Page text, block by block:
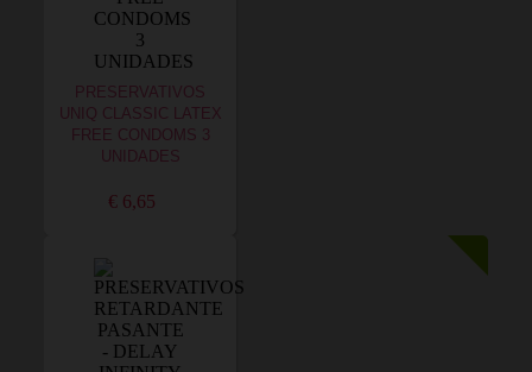
PRESERVATIVOS
UNIQ CLASSIC LATEX
FREE CONDOMS 3
UNIDADES
€ 6,65